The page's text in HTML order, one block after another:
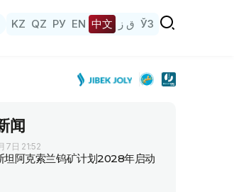
KZ QZ РУ EN 中文 ق ز ЎЗ
闻
7日 21:52
坦阿克索兰钨矿计划2028年启动